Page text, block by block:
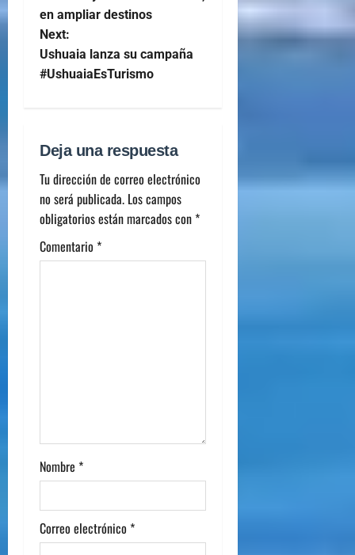
en ampliar destinos
Next:
Ushuaia lanza su campaña
#UshuaiaEsTurismo
Deja una respuesta
Tu dirección de correo electrónico
no será publicada. Los campos
obligatorios están marcados con *
Comentario *
Nombre *
Correo electrónico *